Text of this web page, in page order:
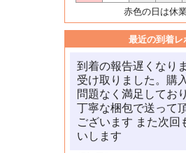
赤色の日は休
最近の到着レ
到着の報告遅くなり
受け取りました。購
問題なく満足してお
丁寧な梱包で送って
ございます また次回
いします